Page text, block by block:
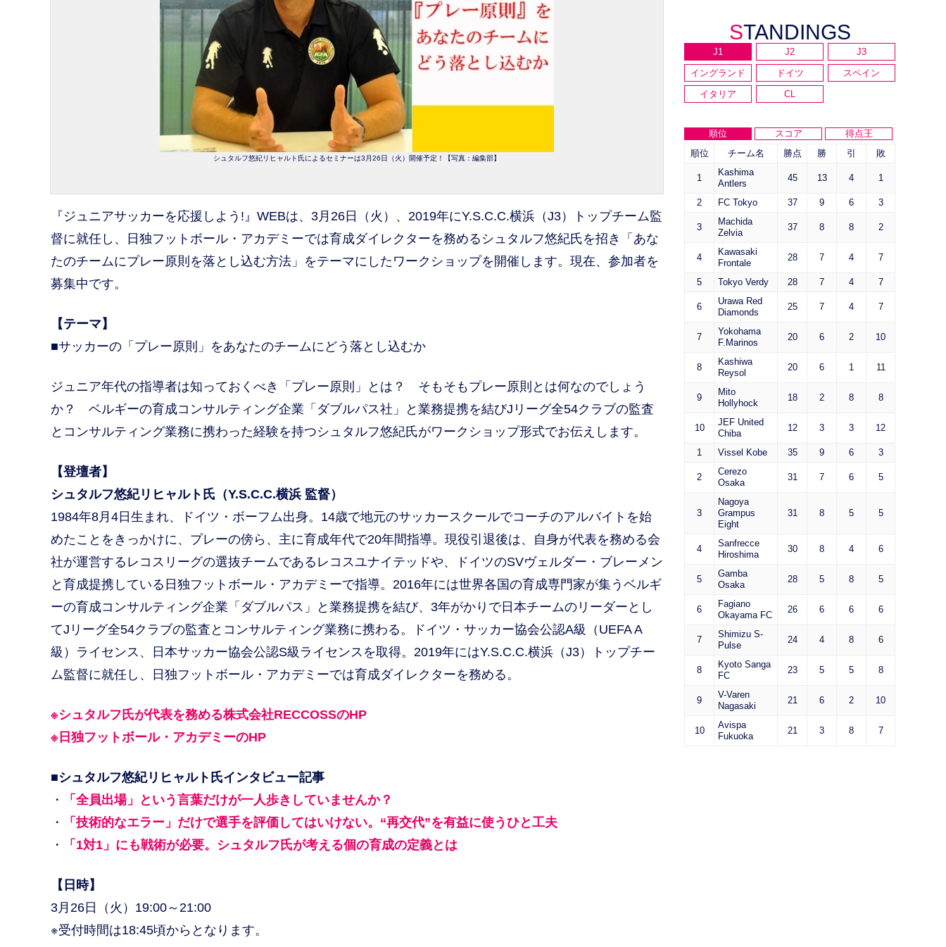
シュタルフ悠紀リヒャルト氏によるセミナーは3月26日（火）開催予定！【写真：編集部】
『ジュニアサッカーを応援しよう!』WEBは、3月26日（火）、2019年にY.S.C.C.横浜（J3）トップチーム監
督に就任し、日独フットボール・アカデミーでは育成ダイレクターを務めるシュタルフ悠紀氏を招き「あな
たのチームにプレー原則を落とし込む方法」をテーマにしたワークショップを開催します。現在、参加者を
募集中です。
【テーマ】
■サッカーの「プレー原則」をあなたのチームにどう落とし込むか
ジュニア年代の指導者は知っておくべき「プレー原則」とは？ そもそもプレー原則とは何なのでしょう
か？ ベルギーの育成コンサルティング企業「ダブルパス社」と業務提携を結びJリーグ全54クラブの監査
とコンサルティング業務に携わった経験を持つシュタルフ悠紀氏がワークショップ形式でお伝えします。
【登壇者】
シュタルフ悠紀リヒャルト氏（Y.S.C.C.横浜 監督）
1984年8月4日生まれ、ドイツ・ボーフム出身。14歳で地元のサッカースクールでコーチのアルバイトを始
めたことをきっかけに、プレーの傍ら、主に育成年代で20年間指導。現役引退後は、自身が代表を務める会
社が運営するレコスリーグの選抜チームであるレコスユナイテッドや、ドイツのSVヴェルダー・ブレーメン
と育成提携している日独フットボール・アカデミーで指導。2016年には世界各国の育成専門家が集うベルギ
ーの育成コンサルティング企業「ダブルパス」と業務提携を結び、3年がかりで日本チームのリーダーとし
てJリーグ全54クラブの監査とコンサルティング業務に携わる。ドイツ・サッカー協会公認A級（UEFA A
級）ライセンス、日本サッカー協会公認S級ライセンスを取得。2019年にはY.S.C.C.横浜（J3）トップチー
ム監督に就任し、日独フットボール・アカデミーでは育成ダイレクターを務める。
※シュタルフ氏が代表を務める株式会社RECCOSSのHP
※日独フットボール・アカデミーのHP
■シュタルフ悠紀リヒャルト氏インタビュー記事
・
「全員出場」という言葉だけが一人歩きしていませんか？
・
「技術的なエラー」だけで選手を評価してはいけない。“再交代”を有益に使うひと工夫
・
「1対1」にも戦術が必要。シュタルフ氏が考える個の育成の定義とは
【日時】
3月26日（火）19:00～21:00
※受付時間は18:45頃からとなります。
STANDINGS
J1 J2
J3
イングランド
ドイツ
スペイン
イタリア
CL
順位 スコア
得点王
順位
チーム名 勝点 勝 引 敗
1
Kashima
Antlers
45 13 4 1
2 FC Tokyo 37 9 6 3
3
Machida
Zelvia
37 8 8 2
4
Kawasaki
Frontale
28 7 4 7
5 Tokyo Verdy 28 7 4 7
6
Urawa Red
Diamonds
25 7 4 7
7
Yokohama
F.Marinos
20 6 2 10
8
Kashiwa
Reysol
20 6 1 11
9
Mito
Hollyhock
18 2 8 8
10
JEF United
Chiba
12 3 3 12
1 Vissel Kobe 35 9 6 3
2
Cerezo
Osaka
31 7 6 5
3
Nagoya
Grampus
Eight
31 8 5 5
4
Sanfrecce
Hiroshima
30 8 4 6
5
Gamba
Osaka
28 5 8 5
6
Fagiano
Okayama FC
26 6 6 6
7
Shimizu S-
Pulse
24 4 8 6
8
Kyoto Sanga
FC
23 5 5 8
9
V-Varen
Nagasaki
21 6 2 10
10
Avispa
Fukuoka
21 3 8 7